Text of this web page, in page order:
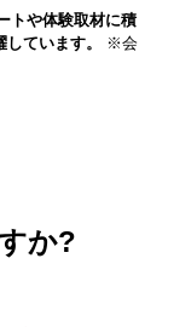
トや体験取材に積
ています。
※会
か?